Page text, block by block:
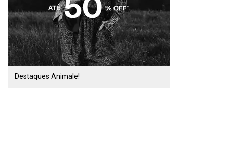
Destaques Animale!